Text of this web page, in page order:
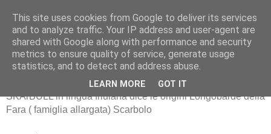
SKArBULL -Scarbolo-
SKArBULL in lingua friulana dice le origini Longobarde della
Fara ( famiglia allargata) Scarbolo
This site uses cookies from Google to deliver its services
and to analyze traffic. Your IP address and user-agent are
shared with Google along with performance and security
metrics to ensure quality of service, generate usage
statistics, and to detect and address abuse.
LEARN MORE GOT IT